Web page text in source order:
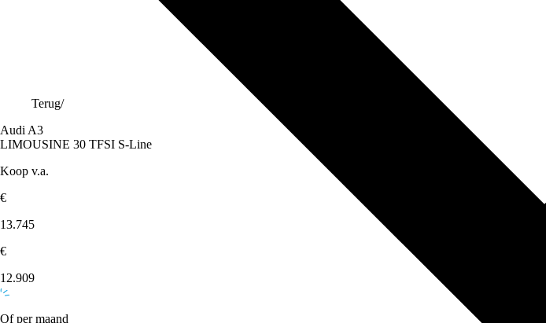
Terug/
Audi A3
LIMOUSINE 30 TFSI S-Line
Koop v.a.
€
13.745
€
12.909
Of per maand